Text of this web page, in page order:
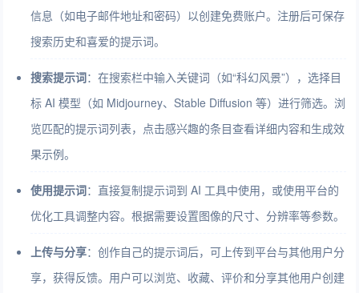
信息（如电子邮件地址和密码）以创建免费账户。注册后可保存
搜索历史和喜爱的提示词。
搜索提示词：在搜索栏中输入关键词（如“科幻风景”），选择目
标 AI 模型（如 Midjourney、Stable Diffusion 等）进行筛选。浏
览匹配的提示词列表，点击感兴趣的条目查看详细内容和生成效
果示例。
使用提示词：直接复制提示词到 AI 工具中使用，或使用平台的
优化工具调整内容。根据需要设置图像的尺寸、分辨率等参数。
上传与分享：创作自己的提示词后，可上传到平台与其他用户分
享，获得反馈。用户可以浏览、收藏、评价和分享其他用户创建